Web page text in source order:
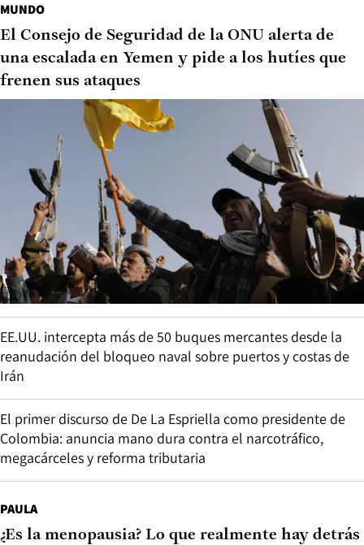
MUNDO
El Consejo de Seguridad de la ONU alerta de
una escalada en Yemen y pide a los hutíes que
frenen sus ataques
EE.UU. intercepta más de 50 buques mercantes desde la
reanudación del bloqueo naval sobre puertos y costas de
Irán
El primer discurso de De La Espriella como presidente de
Colombia: anuncia mano dura contra el narcotráfico,
megacárceles y reforma tributaria
PAULA
¿Es la menopausia? Lo que realmente hay detrás